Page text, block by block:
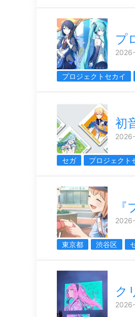
プ
プロジェクトセカイ
初
セガ プロジェクト
東京都 渋谷区
ク